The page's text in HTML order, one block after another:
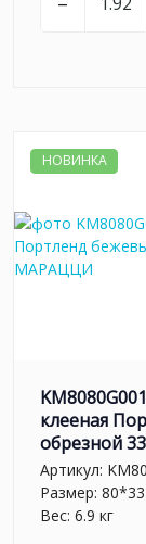
НОВИНКА
клееная
обрезной
Артикул:
Размер:
Вес: 6.9 кг